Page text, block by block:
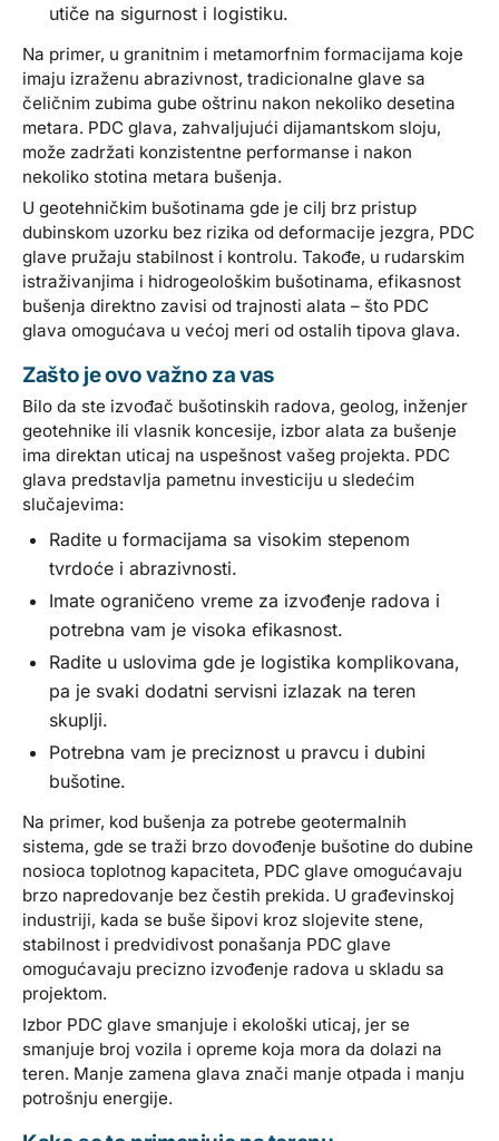
utiče na sigurnost i logistiku.
Na primer, u granitnim i metamorfnim formacijama koje
imaju izraženu abrazivnost, tradicionalne glave sa
čeličnim zubima gube oštrinu nakon nekoliko desetina
metara. PDC glava, zahvaljujući dijamantskom sloju,
može zadržati konzistentne performanse i nakon
nekoliko stotina metara bušenja.
U geotehničkim bušotinama gde je cilj brz pristup
dubinskom uzorku bez rizika od deformacije jezgra, PDC
glave pružaju stabilnost i kontrolu. Takođe, u rudarskim
istraživanjima i hidrogeološkim bušotinama, efikasnost
bušenja direktno zavisi od trajnosti alata – što PDC
glava omogućava u većoj meri od ostalih tipova glava.
Zašto je ovo važno za vas
Bilo da ste izvođač bušotinskih radova, geolog, inženjer
geotehnike ili vlasnik koncesije, izbor alata za bušenje
ima direktan uticaj na uspešnost vašeg projekta. PDC
glava predstavlja pametnu investiciju u sledećim
slučajevima:
Radite u formacijama sa visokim stepenom
tvrdoće i abrazivnosti.
Imate ograničeno vreme za izvođenje radova i
potrebna vam je visoka efikasnost.
Radite u uslovima gde je logistika komplikovana,
pa je svaki dodatni servisni izlazak na teren
skuplji.
Potrebna vam je preciznost u pravcu i dubini
bušotine.
Na primer, kod bušenja za potrebe geotermalnih
sistema, gde se traži brzo dovođenje bušotine do dubine
nosioca toplotnog kapaciteta, PDC glave omogućavaju
brzo napredovanje bez čestih prekida. U građevinskoj
industriji, kada se buše šipovi kroz slojevite stene,
stabilnost i predvidivost ponašanja PDC glave
omogućavaju precizno izvođenje radova u skladu sa
projektom.
Izbor PDC glave smanjuje i ekološki uticaj, jer se
smanjuje broj vozila i opreme koja mora da dolazi na
teren. Manje zamena glava znači manje otpada i manju
potrošnju energije.